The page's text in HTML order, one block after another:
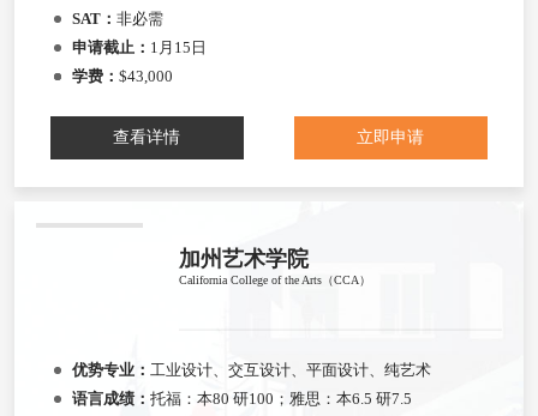
SAT： 非必需
申请截止： 1月15日
学费： $43,000
查看详情 立即申请
加州艺术学院
California College of the Arts（CCA）
优势专业： 工业设计、交互设计、平面设计、纯艺术
语言成绩： 托福：本80 研100；雅思：本6.5 研7.5